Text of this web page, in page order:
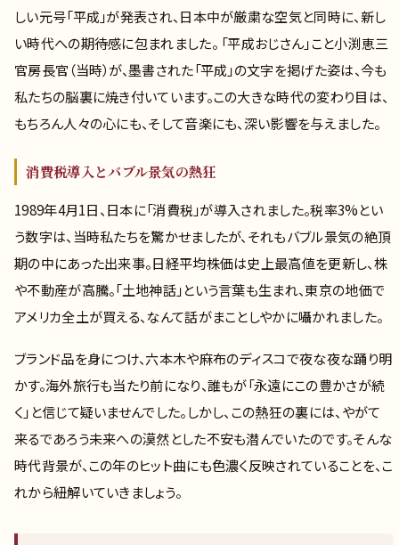
しい元号「平成」が発表され、日本中が厳粛な空気と同時に、新し
い時代への期待感に包まれました。 「平成おじさん」こと小渕恵三
官房長官（当時）が、墨書された「平成」の文字を掲げた姿は、今も
私たちの脳裏に焼き付いています。この大きな時代の変わり目は、
もちろん人々の心にも、そして音楽にも、深い影響を与えました。
消費税導入とバブル景気の熱狂
1989年4月1日、日本に「消費税」が導入されました。税率3%とい
う数字は、当時私たちを驚かせましたが、それもバブル景気の絶頂
期の中にあった出来事。日経平均株価は史上最高値を更新し、株
や不動産が高騰。「土地神話」という言葉も生まれ、東京の地価で
アメリカ全土が買える、なんて話がまことしやかに囁かれました。
ブランド品を身につけ、六本木や麻布のディスコで夜な夜な踊り明
かす。海外旅行も当たり前になり、誰もが「永遠にこの豊かさが続
く」と信じて疑いませんでした。しかし、この熱狂の裏には、やがて
来るであろう未来への漠然とした不安も潜んでいたのです。そんな
時代背景が、この年のヒット曲にも色濃く反映されていることを、こ
れから紐解いていきましょう。